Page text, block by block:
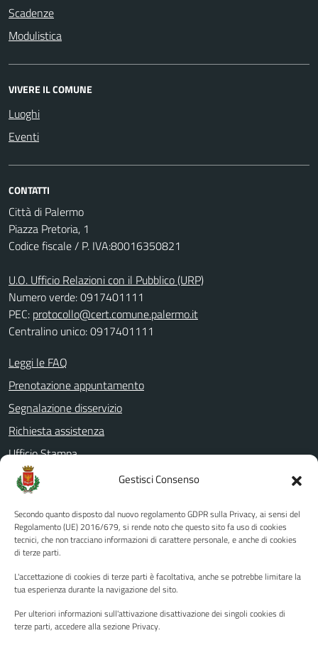
Gestisci Consenso
Secondo quanto disposto dal nuovo regolamento GDPR sulla Privacy, ai sensi del
Regolamento (UE) 2016/679, si rende noto che questo sito fa uso di cookies
tecnici, che non tracciano informazioni di carattere personale, e anche di cookies
di terze parti.
L'accettazione di cookies di terze parti è facoltativa, anche se potrebbe limitare la
tua esperienza durante la navigazione del sito.
Per ulteriori informazioni sull'attivazione disattivazione dei singoli cookies di
terze parti, accedere alla sezione Privacy.
Scadenze
Modulistica
VIVERE IL COMUNE
Luoghi
Eventi
CONTATTI
Città di Palermo
Piazza Pretoria, 1
Codice fiscale / P. IVA:80016350821
U.O. Ufficio Relazioni con il Pubblico (URP)
Numero verde: 0917401111
PEC: protocollo@cert.comune.palermo.it
Centralino unico: 0917401111
Leggi le FAQ
Prenotazione appuntamento
Segnalazione disservizio
Richiesta assistenza
Ufficio Stampa
Amministrazione Trasparente
Albo pretorio
Informativa privacy
Note legali
Piano di miglioramento del sito